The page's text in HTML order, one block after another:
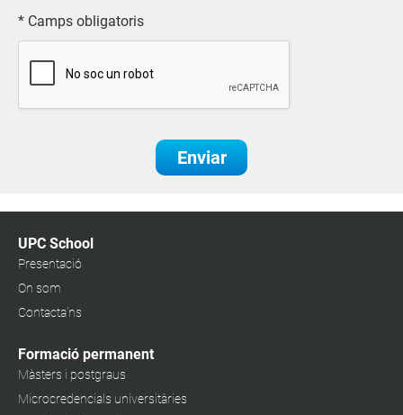
* Camps obligatoris
Enviar
UPC School
Presentació
On som
Contacta'ns
Formació permanent
Màsters i postgraus
Microcredencials universitàries